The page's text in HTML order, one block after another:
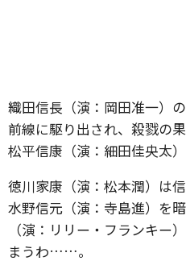
織田信長（演：岡田准一）
前線に駆り出され、殺戮の
松平信康（演：細田佳央太）
徳川家康（演：松本潤）は
水野信元（演：寺島進）を
（演：リリー・フランキー
まうわ……。